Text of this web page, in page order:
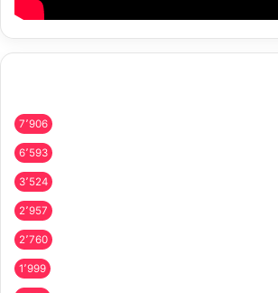
7٬906
6٬593
3٬524
2٬957
2٬760
1٬999